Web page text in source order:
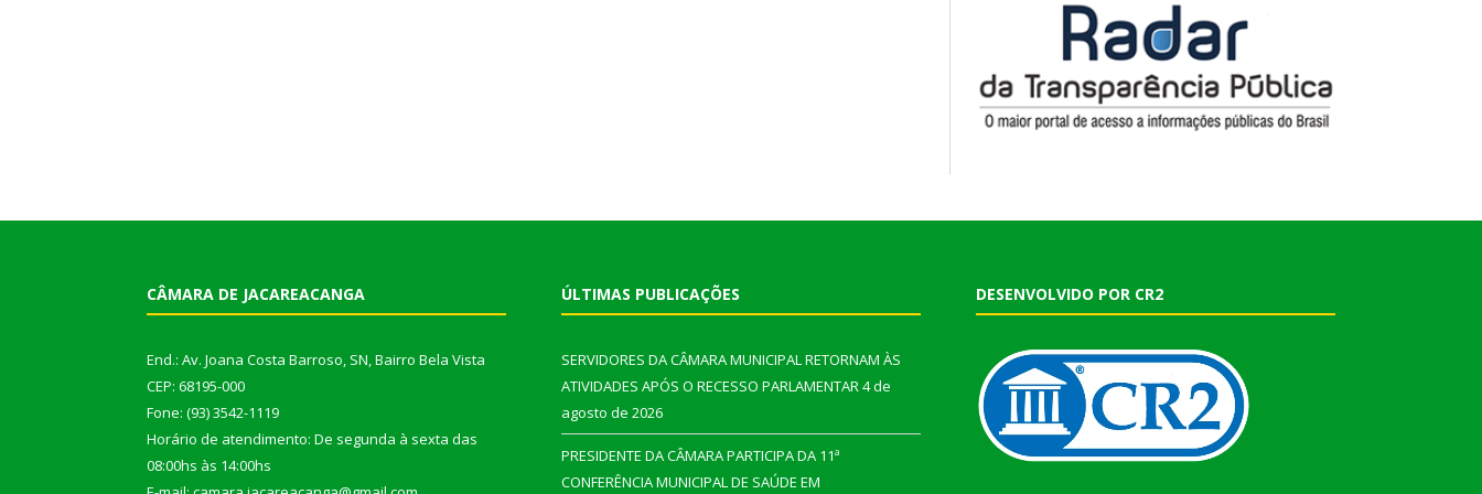
CÂMARA DE JACAREACANGA
End.: Av. Joana Costa Barroso, SN, Bairro Bela Vista
CEP: 68195-000
Fone: (93) 3542-1119
Horário de atendimento: De segunda à sexta das
08:00hs às 14:00hs
ÚLTIMAS PUBLICAÇÕES
SERVIDORES DA CÂMARA MUNICIPAL RETORNAM ÀS
ATIVIDADES APÓS O RECESSO PARLAMENTAR4 de
agosto de 2026
PRESIDENTE DA CÂMARA PARTICIPA DA 11ª
CONFERÊNCIA MUNICIPAL DE SAÚDE EM
DESENVOLVIDO POR CR2